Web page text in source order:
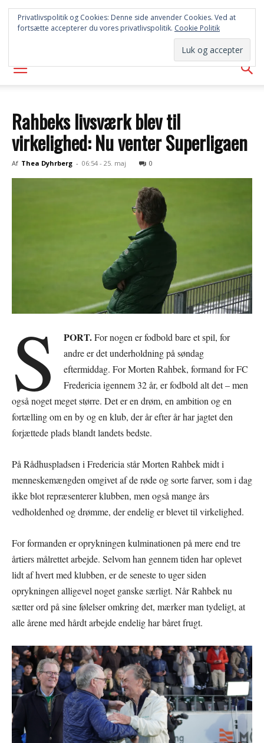
SYD
AVISEN
Rahbeks livsværk blev til
virkelighed: Nu venter Superligaen
Af Thea Dyhrberg - 06:54 - 25. maj 0
S PORT.For nogen er fodbold bare et spil, for
andre er det underholdning på søndag
eftermiddag. For Morten Rahbek, formand for FC
Fredericia igennem 32 år, er fodbold alt det – men
også noget meget større. Det er en drøm, en ambition og en
fortælling om en by og en klub, der år efter år har jagtet den
forjættede plads blandt landets bedste.
På Rådhuspladsen i Fredericia står Morten Rahbek midt i
menneskemængden omgivet af de røde og sorte farver, som i dag
ikke blot repræsenterer klubben, men også mange års
vedholdenhed og drømme, der endelig er blevet til virkelighed.
For formanden er oprykningen kulminationen på mere end tre
årtiers målrettet arbejde. Selvom han gennem tiden har oplevet
lidt af hvert med klubben, er de seneste to uger siden
oprykningen alligevel noget ganske særligt. Når Rahbek nu
sætter ord på sine følelser omkring det, mærker man tydeligt, at
alle årene med hårdt arbejde endelig har båret frugt.
Privatlivspolitik og Cookies: Denne side anvender Cookies. Ved at
fortsætte accepterer du vores privatlivspolitik. Cookie Politik